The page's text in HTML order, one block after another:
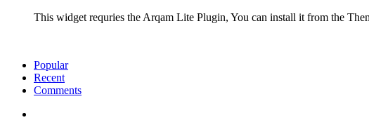
This widget requries the Arqam Lite Plugin, You can install it from the
Popular
Recent
Comments